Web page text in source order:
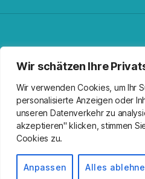
Wir schätzen Ihre
Wir verwenden Cookies, um Ihr
personalisierte Anzeigen oder
unseren Datenverkehr zu
akzeptieren" klicken, stimmen
Cookies zu.
Anpassen Alles
Impressum